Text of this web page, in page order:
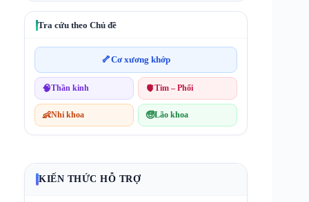
Tra cứu theo Chủ đề
🦴Cơ xương khớp
🧠Thần kinh 🫀Tim – Phổi
👶Nhi khoa 🧓Lão khoa
KIẾN THỨC HỖ TRỢ